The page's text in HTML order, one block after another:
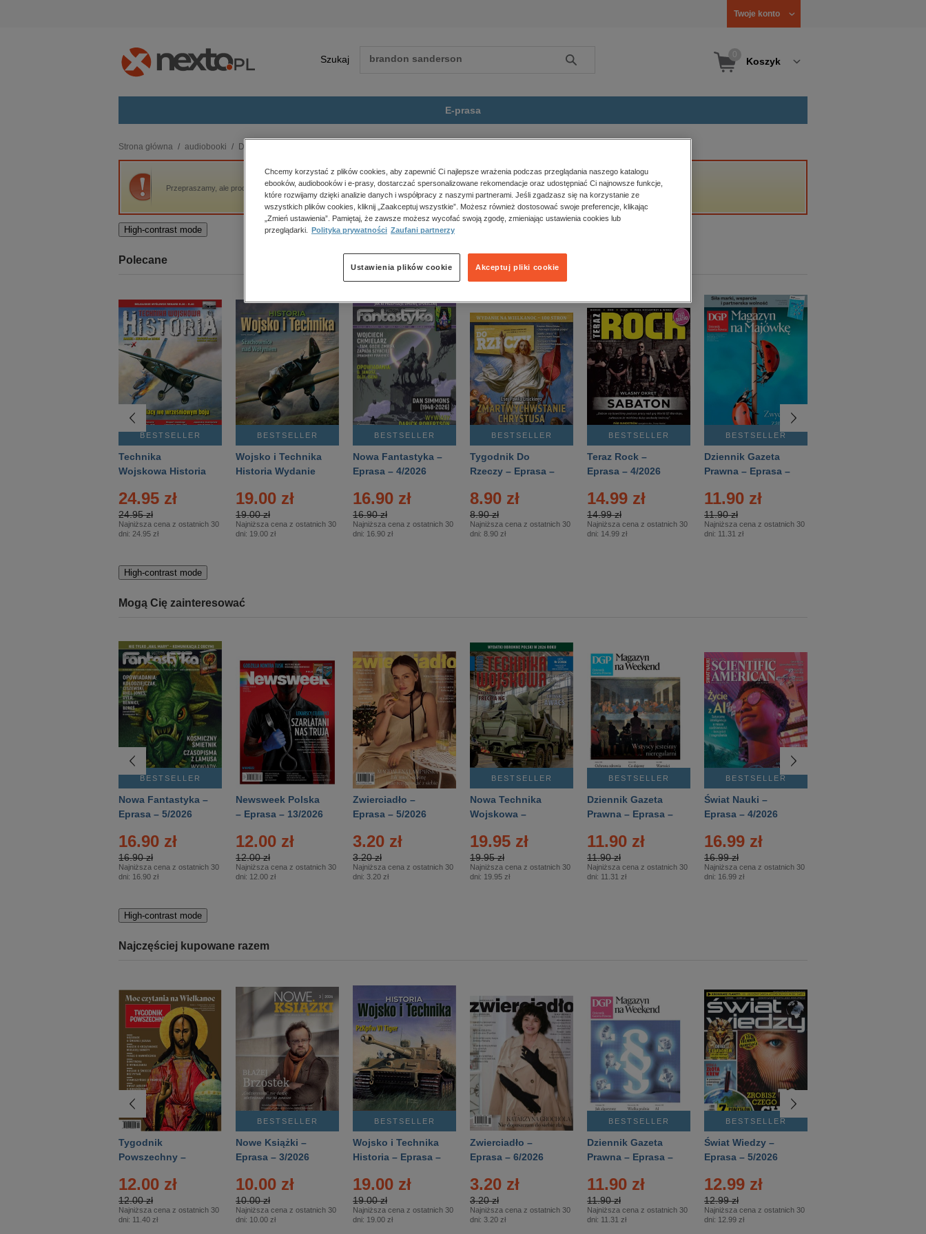
Twoje konto
Szukaj Szukaj Koszyk
E-prasa
budownictwo, aranżacja wnętrz
biznesowe, branżowe, gospodarka
darmowe wydania
edukacja
kobiece, lifestyle, kultura
polityka, społeczno-informacyjne
psychologiczne
inne
popularno-naukowe
historia
zdrowie
religie
Strona główna audiobooki Dla dzieci i młodzieży
Przepraszamy, ale produkt „Szkoła szpiegów. Rewolucja” nie jest dostępny.
High-contrast mode
Polecane
BESTSELLER
Technika
Wojskowa Historia
24.95 zł
24.95 zł
Najniższa cena z ostatnich 30
dni: 24.95 zł
BESTSELLER
Wojsko i Technika
Historia Wydanie
– 2/2026
19.00 zł
19.00 zł
Najniższa cena z ostatnich 30
dni: 19.00 zł
BESTSELLER
Nowa Fantastyka –
Eprasa – 4/2026
16.90 zł
16.90 zł
Najniższa cena z ostatnich 30
dni: 16.90 zł
BESTSELLER
Tygodnik Do
Rzeczy – Eprasa –
8.90 zł
8.90 zł
Najniższa cena z ostatnich 30
dni: 8.90 zł
BESTSELLER
Teraz Rock –
Eprasa – 4/2026
14.99 zł
14.99 zł
Najniższa cena z ostatnich 30
dni: 14.99 zł
BESTSELLER
Dziennik Gazeta
Prawna – Eprasa –
11.90 zł
11.90 zł
Najniższa cena z ostatnich 30
dni: 11.31 zł
High-contrast mode
Mogą Cię zainteresować
BESTSELLER
Nowa Fantastyka –
Eprasa – 5/2026
16.90 zł
16.90 zł
Najniższa cena z ostatnich 30
dni: 16.90 zł
Newsweek Polska
– Eprasa – 13/2026
12.00 zł
12.00 zł
Najniższa cena z ostatnich 30
dni: 12.00 zł
Zwierciadło –
Eprasa – 5/2026
3.20 zł
3.20 zł
Najniższa cena z ostatnich 30
dni: 3.20 zł
BESTSELLER
Nowa Technika
Wojskowa –
19.95 zł
19.95 zł
Najniższa cena z ostatnich 30
dni: 19.95 zł
BESTSELLER
Dziennik Gazeta
Prawna – Eprasa –
11.90 zł
11.90 zł
Najniższa cena z ostatnich 30
dni: 11.31 zł
BESTSELLER
Świat Nauki –
Eprasa – 4/2026
16.99 zł
16.99 zł
Najniższa cena z ostatnich 30
dni: 16.99 zł
High-contrast mode
Najczęściej kupowane razem
Tygodnik
Powszechny –
12.00 zł
12.00 zł
Najniższa cena z ostatnich 30
dni: 11.40 zł
BESTSELLER
Nowe Książki –
Eprasa – 3/2026
10.00 zł
10.00 zł
Najniższa cena z ostatnich 30
dni: 10.00 zł
BESTSELLER
Wojsko i Technika
Historia – Eprasa –
19.00 zł
19.00 zł
Najniższa cena z ostatnich 30
dni: 19.00 zł
Zwierciadło –
Eprasa – 6/2026
3.20 zł
3.20 zł
Najniższa cena z ostatnich 30
dni: 3.20 zł
BESTSELLER
Dziennik Gazeta
Prawna – Eprasa –
11.90 zł
11.90 zł
Najniższa cena z ostatnich 30
dni: 11.31 zł
BESTSELLER
Świat Wiedzy –
Eprasa – 5/2026
12.99 zł
12.99 zł
Najniższa cena z ostatnich 30
dni: 12.99 zł
Chcemy korzystać z plików cookies, aby zapewnić Ci najlepsze wrażenia podczas przeglądania naszego katalogu
ebooków, audiobooków i e-prasy, dostarczać spersonalizowane rekomendacje oraz udostępniać Ci najnowsze funkcje,
które rozwijamy dzięki analizie danych i współpracy z naszymi partnerami. Jeśli zgadzasz się na korzystanie ze
wszystkich plików cookies, kliknij „Zaakceptuj wszystkie”. Możesz również dostosować swoje preferencje, klikając
„Zmień ustawienia”. Pamiętaj, że zawsze możesz wycofać swoją zgodę, zmieniając ustawienia cookies lub
przeglądarki.
Polityka prywatności Zaufani partnerzy
Akceptuj pliki cookie
Ustawienia plików cookie